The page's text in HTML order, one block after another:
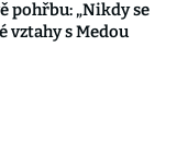
pohřbu: „Nikdy se
vztahy s Medou